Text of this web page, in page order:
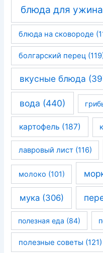
блюда для ужина
блюда на сковороде
болгарский перец
вкусные блюда
вода (440)
картофель (187)
лавровый лист(116)
молоко (101)
мука(306)
полезная еда (84)
полезные советы (121)